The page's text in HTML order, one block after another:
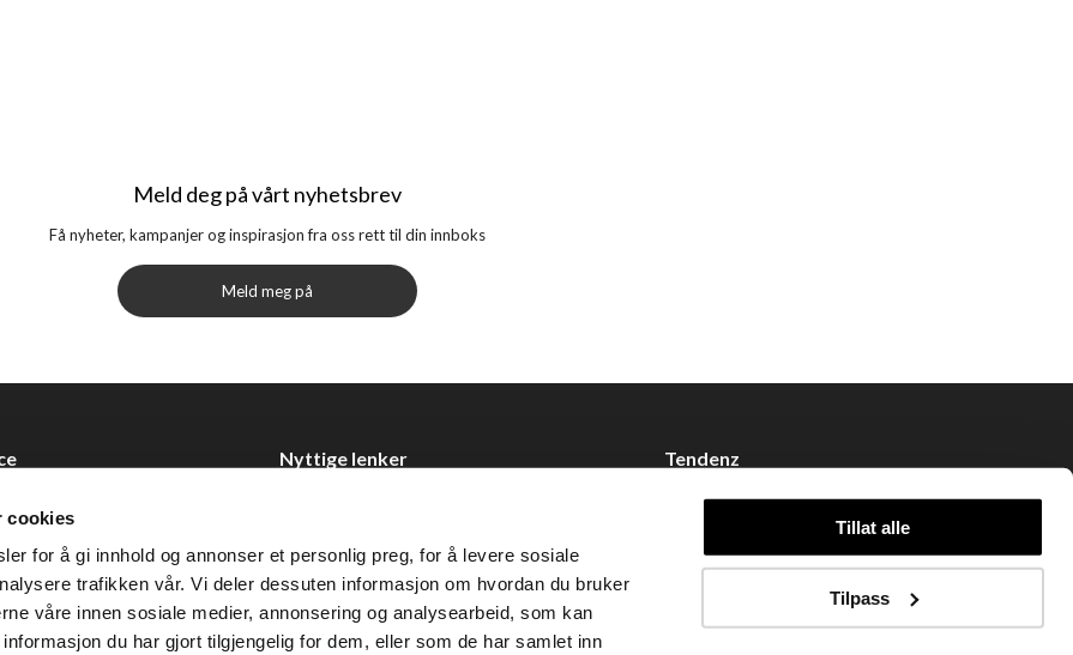
cookies
for å gi innhold og annonser et personlig preg, for å levere sosiale
trafikken vår. Vi deler dessuten informasjon om hvordan du bruker
våre innen sosiale medier, annonsering og analysearbeid, som kan
du har gjort tilgjengelig for dem, eller som de har samlet inn
Tillat alle
Tilpass
Meld deg på vårt nyhetsbrev
Få nyheter, kampanjer og inspirasjon fra oss rett til din innboks
Meld meg på
Oslo
Nyttige lenker
Åpenhetsloven
Tendenz
Handle hos oss